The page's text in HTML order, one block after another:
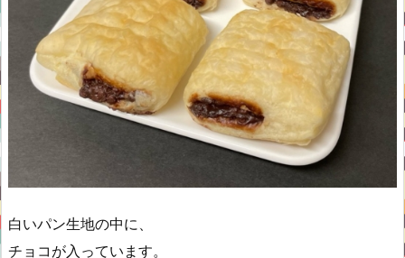
白いパン生地の中に、
チョコが入っています。